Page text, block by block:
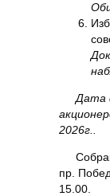
Дата
2026г..
пр.
15.00.